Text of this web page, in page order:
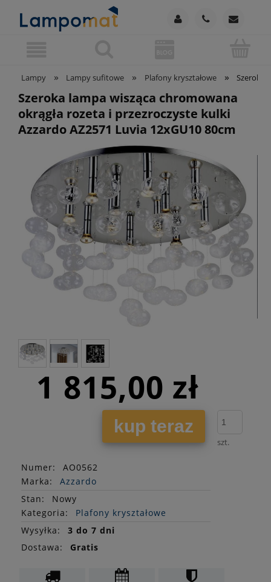
Lampy » Lampy sufitowe » Plafony kryształowe » Szeroka
Szeroka lampa wisząca chromowana
okrągła rozeta i przezroczyste kulki
Azzardo AZ2571 Luvia 12xGU10 80cm
1 815,00 zł
kup teraz
szt.
Numer:
AO0562
Marka:
Azzardo
Stan:
Nowy
Kategoria:
Plafony kryształowe
Wysyłka:
3 do 7 dni
Dostawa:
Gratis